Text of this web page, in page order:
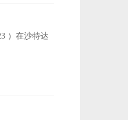
）在沙特达